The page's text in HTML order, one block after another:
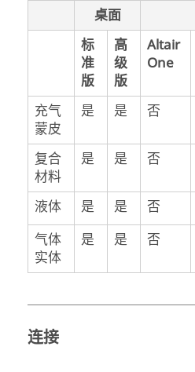
桌面
标
准
版
高
级
版
Altair
One
充气
蒙皮
是 是 否
复合
材料
是 是 否
液体 是 是 否
气体
实体
是 是 否
连接